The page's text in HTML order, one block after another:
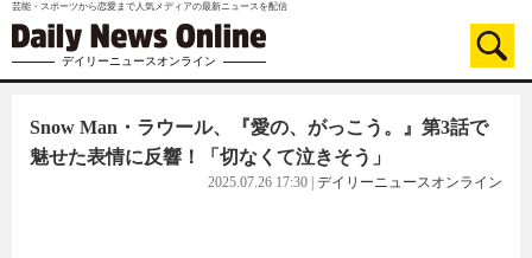
芸能・スポーツから恋愛まで人気メディアの最新ニュースを配信
デイリーニュースオンライン
Snow Man・ラウール、『愛の、がっこう。』第3話で
魅せた表情に反響！「切なくて泣きそう」
2025.07.26 17:30 デイリーニュースオンライン